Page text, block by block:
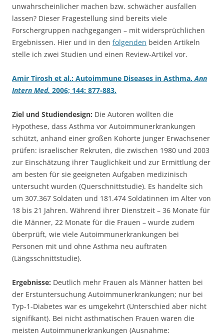
unwahrscheinlicher machen bzw. schwächer ausfallen
lassen? Dieser Fragestellung sind bereits viele
Forschergruppen nachgegangen – mit widersprüchlichen
Ergebnissen. Hier und in den folgenden beiden Artikeln
stelle ich zwei Studien und einen Review-Artikel vor.
Amir Tirosh et al.: Autoimmune Diseases in Asthma.Ann
Intern Med. 2006; 144: 877-883.
Ziel und Studiendesign: Die Autoren wollten die
Hypothese, dass Asthma vor Autoimmunerkrankungen
schützt, anhand einer großen Kohorte junger Erwachsener
prüfen: israelischer Rekruten, die zwischen 1980 und 2003
zur Einschätzung ihrer Tauglichkeit und zur Ermittlung der
am besten für sie geeigneten Aufgaben medizinisch
untersucht wurden (Querschnittstudie). Es handelte sich
um 307.367 Soldaten und 181.474 Soldatinnen im Alter von
18 bis 21 Jahren. Während ihrer Dienstzeit – 36 Monate für
die Männer, 22 Monate für die Frauen – wurde zudem
überprüft, wie viele Autoimmunerkrankungen bei
Personen mit und ohne Asthma neu auftraten
(Längsschnittstudie).
Ergebnisse: Deutlich mehr Frauen als Männer hatten bei
der Erstuntersuchung Autoimmunerkrankungen; nur bei
Typ-1-Diabetes war es umgekehrt (Unterschied aber nicht
signifikant). Bei nicht asthmatischen Frauen waren die
meisten Autoimmunerkrankungen (Ausnahme: